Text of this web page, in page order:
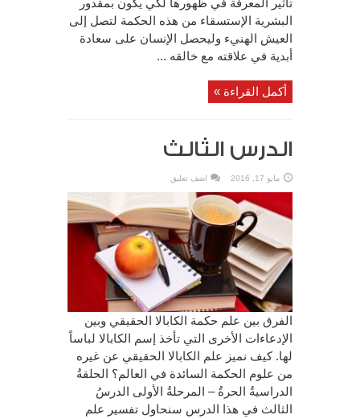
تأثير المعرفة في ظهورها لكي يكون بمقدور
البشرية الإستسقاء من هذه الحكمة لتصل إلى
العيش الهنيء وليحصل الإنسان على سعادة
أبدية في علاقته مع خالقه ...
أكمل القراءة »
الدرس الثالث
مايو 17, 2016 اضف تعليق
الفرق بين علم حكمة الكابالا الحقيقي وبين
الإدعاءات الأخرى التي تأخذ إسم الكابالا لباساً
لها. كيف نميز علم الكابالا الحقيقي عن غيره
من علوم الحكمة السائدة في العالم؟ الحلقةُ
الدراسيةُ الحرةُ – المرحلةُ الأولى الدرسُ
الثالث في هذا الدرس سنحاول تفسير علم